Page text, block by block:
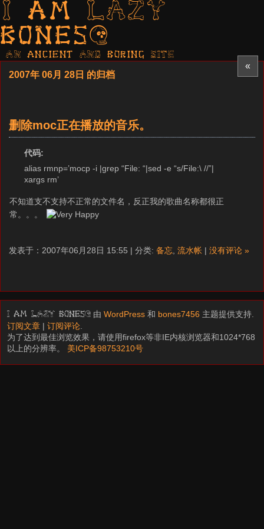
I am LAZY
bones?
AN ancient AND boring SITE
«
2007年 06月 28日 的归档
删除moc正在播放的音乐。
代码:
alias rmnp=’mocp -i |grep “File: “|sed -e “s/File:\ //”|
xargs rm’
不知道支不支持不正常的文件名，反正我的歌曲名称都很正
常。。。
发表于：2007年06月28日 15:55 | 分类: 备忘 流水帐 | 没有评论 »
I am LAZY bones? 由WordPress 和 bones7456 主题提供支持.
订阅文章 |订阅评论
为了达到最佳浏览效果，请使用firefox等非IE内核浏览器和1024*768
以上的分辨率。 美ICP备98753210号